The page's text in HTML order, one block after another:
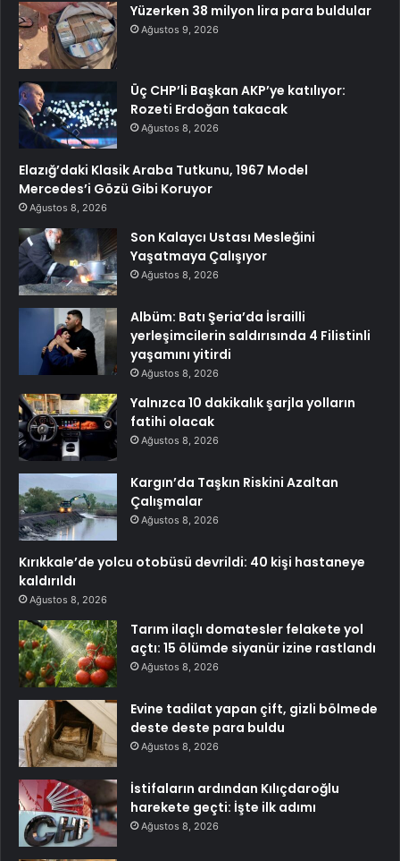
Yüzerken 38 milyon lira para buldular
Ağustos 9, 2026
Üç CHP’li Başkan AKP’ye katılıyor:
Rozeti Erdoğan takacak
Ağustos 8, 2026
Elazığ’daki Klasik Araba Tutkunu, 1967 Model
Mercedes’i Gözü Gibi Koruyor
Ağustos 8, 2026
Son Kalaycı Ustası Mesleğini
Yaşatmaya Çalışıyor
Ağustos 8, 2026
Albüm: Batı Şeria’da İsrailli
yerleşimcilerin saldırısında 4 Filistinli
yaşamını yitirdi
Ağustos 8, 2026
Yalnızca 10 dakikalık şarjla yolların
fatihi olacak
Ağustos 8, 2026
Kargın’da Taşkın Riskini Azaltan
Çalışmalar
Ağustos 8, 2026
Kırıkkale’de yolcu otobüsü devrildi: 40 kişi hastaneye
kaldırıldı
Ağustos 8, 2026
Tarım ilaçlı domatesler felakete yol
açtı: 15 ölümde siyanür izine rastlandı
Ağustos 8, 2026
Evine tadilat yapan çift, gizli bölmede
deste deste para buldu
Ağustos 8, 2026
İstifaların ardından Kılıçdaroğlu
harekete geçti: İşte ilk adımı
Ağustos 8, 2026